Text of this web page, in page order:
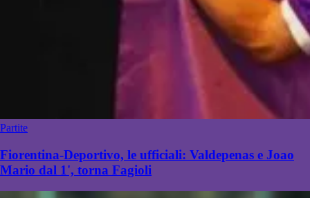
Partite
Fiorentina-Deportivo, le ufficiali: Valdepenas e Joao
Mario dal 1', torna Fagioli